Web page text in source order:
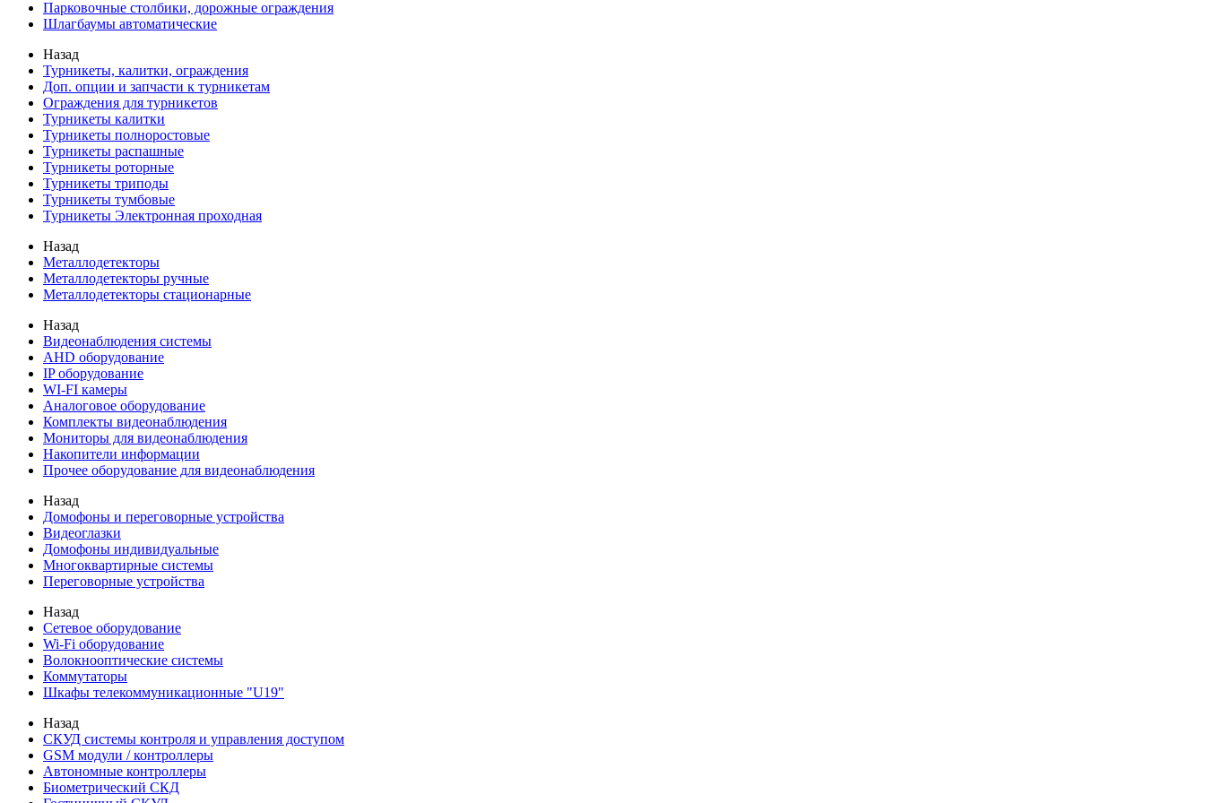
Парковочные столбики, дорожные ограждения
Шлагбаумы автоматические
Назад
Турникеты, калитки, ограждения
Доп. опции и запчасти к турникетам
Ограждения для турникетов
Турникеты калитки
Турникеты полноростовые
Турникеты распашные
Турникеты роторные
Турникеты триподы
Турникеты тумбовые
Турникеты Электронная проходная
Назад
Металлодетекторы
Металлодетекторы ручные
Металлодетекторы стационарные
Назад
Видеонаблюдения cистемы
AHD оборудование
IP оборудование
WI-FI камеры
Аналоговое оборудование
Комплекты видеонаблюдения
Мониторы для видеонаблюдения
Накопители информации
Прочее оборудование для видеонаблюдения
Назад
Домофоны и переговорные устройства
Видеоглазки
Домофоны индивидуальные
Многоквартирные системы
Переговорные устройства
Назад
Сетевое оборудование
Wi-Fi оборудование
Волокнооптические системы
Коммутаторы
Шкафы телекоммуникационные "U19"
Назад
СКУД системы контроля и управления доступом
GSM модули / контроллеры
Автономные контроллеры
Биометрический СКД